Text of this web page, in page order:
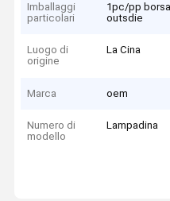
Imballaggi
particolari
1pc/pp
outsdie
Luogo di
origine
La Cina
Marca oem
Numero di
modello
Lampadina